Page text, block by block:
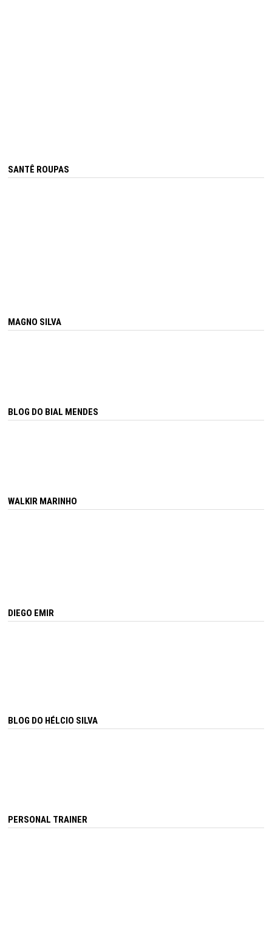
SANTÊ ROUPAS
MAGNO SILVA
BLOG DO BIAL MENDES
WALKIR MARINHO
DIEGO EMIR
BLOG DO HÉLCIO SILVA
PERSONAL TRAINER